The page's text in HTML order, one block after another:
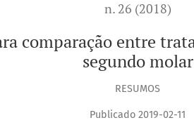
n. 26 (2018)
comparação entre
segundo molar
RESUMOS
Publicado 2019-02-11